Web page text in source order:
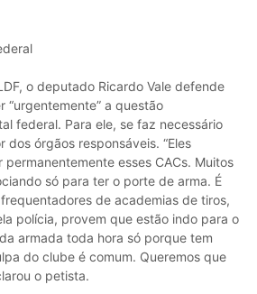
o deputado Ricardo Vale defende
“urgentemente” a questão
federal. Para ele, se faz necessário
dos órgãos responsáveis. “Eles
esses CACs. Muitos
só para ter o porte de arma. É
de academias de tiros,
polícia, provem que estão indo para o
armada toda hora só porque tem
do clube é comum. Queremos que
o petista.